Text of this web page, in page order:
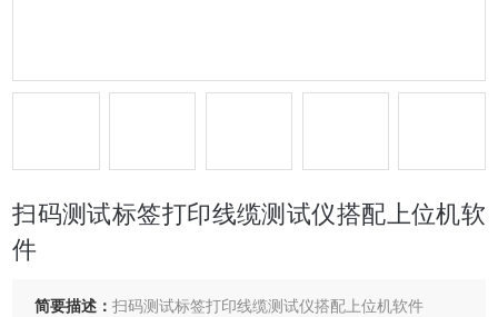
扫码测试标签打印线缆测试仪搭配上位机软
件
简要描述：扫码测试标签打印线缆测试仪搭配上位机软件